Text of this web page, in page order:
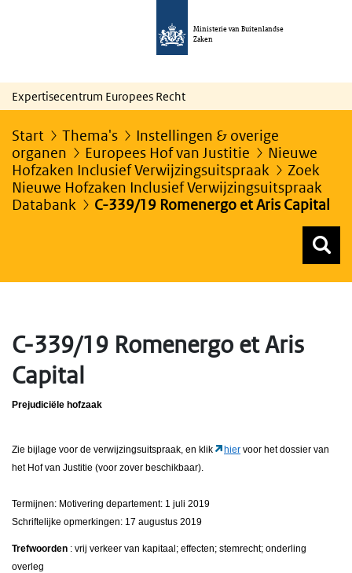
Ministerie van Buitenlandse
Zaken
Expertisecentrum Europees Recht
Start Thema's
Instellingen & overige
organen
Europees Hof van Justitie
Nieuwe
Hofzaken Inclusief Verwijzingsuitspraak
Zoek
Nieuwe Hofzaken Inclusief Verwijzingsuitspraak
Databank
C-339/19 Romenergo et Aris Capital
C-339/19 Romenergo et Aris
Capital
Prejudiciële hofzaak
Zie bijlage voor de verwijzingsuitspraak, en klik hier voor het dossier van
het Hof van Justitie (voor zover beschikbaar).
Termijnen: Motivering departement: 1 juli 2019
Schriftelijke opmerkingen: 17 augustus 2019
Trefwoorden : vrij verkeer van kapitaal; effecten; stemrecht; onderling
overleg